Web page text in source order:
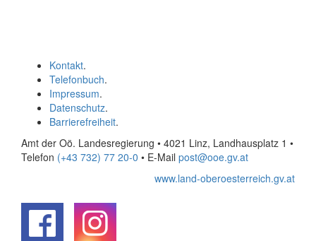
Kontakt.
Telefonbuch.
Impressum.
Datenschutz.
Barrierefreiheit.
Amt der Oö. Landesregierung • 4021 Linz, Landhausplatz 1 •
Telefon (+43 732) 77 20-0 • E-Mail post@ooe.gv.at
www.land-oberoesterreich.gv.at